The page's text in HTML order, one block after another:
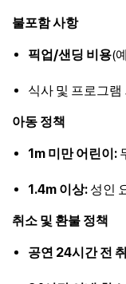
불포함 사항
픽업/샌딩 비용(
식사 및 프로그램
아동 정책
1m 미만 어린이:
1.4m 이상: 성인
취소 및 환불 정책
공연 24시간 전